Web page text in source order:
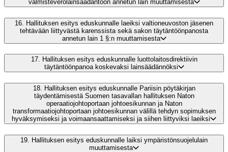
valmisteverolainsäädäntöön annetun lain muuttamisesta
16. Hallituksen esitys eduskunnalle laeiksi valtioneuvoston jäsenen
tehtävään liittyvästä karenssista sekä sakon täytäntöönpanosta
annetun lain 1 §:n muuttamisesta
17. Hallituksen esitys eduskunnalle luottolaitosdirektiivin
täytäntöönpanoa koskevaksi lainsäädännöksi
18. Hallituksen esitys eduskunnalle Pariisin pöytäkirjan
täydentämisestä Suomen tasavallan hallituksen Naton
operaatiojohtoportaan johtoesikunnan ja Naton
transformaatiojohtoportaan johtoesikunnan välillä tehdyn sopimuksen
hyväksymiseksi ja voimaansaattamiseksi ja siihen liittyviksi laeiksi
19.
Hallituksen esitys eduskunnalle laiksi ympäristönsuojelulain
muuttamisesta